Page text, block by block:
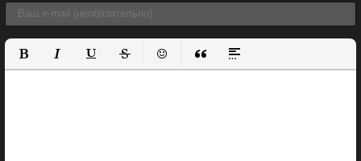
Полужирный
КурсивПодчеркнутый
ЗачеркнутыйВставить смайлик
Вставка цитаты
Вставка спойлера